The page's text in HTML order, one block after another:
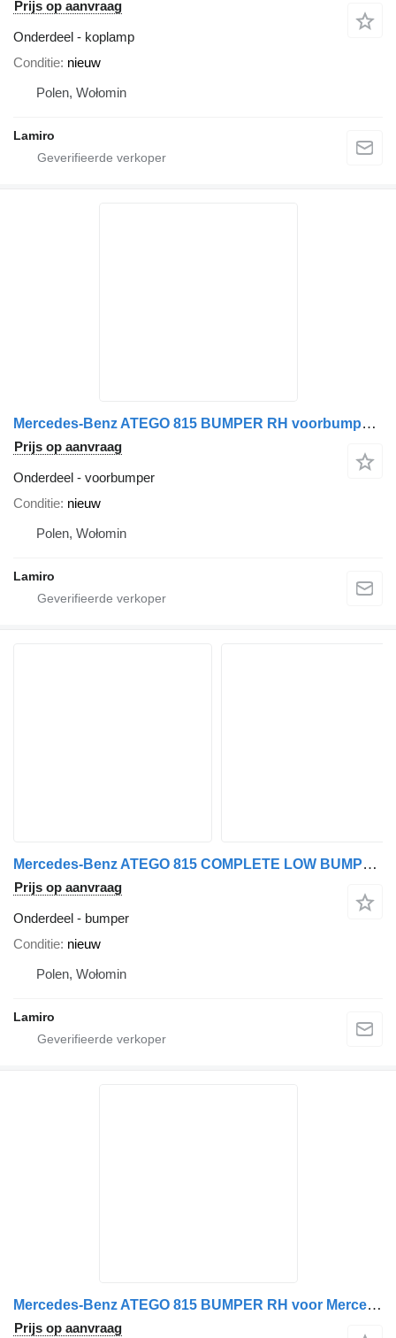
Prijs op aanvraag
Onderdeel - koplamp
Conditie nieuw
Polen, Wołomin
Lamiro
Mercedes-Benz ATEGO 815 BUMPER RH voorbumper voor Mercedes-Benz ATEGO 815 vrachtwagen
Prijs op aanvraag
Onderdeel - voorbumper
Conditie nieuw
Polen, Wołomin
Lamiro
Mercedes-Benz ATEGO 815 COMPLETE LOW BUMPER voor Mercedes-Benz ATEGO 815 vrachtwagen
Prijs op aanvraag
Onderdeel - bumper
Conditie nieuw
Polen, Wołomin
Lamiro
Mercedes-Benz ATEGO 815 BUMPER RH voor Mercedes-Benz ATEGO 815 vrachtwagen
Prijs op aanvraag